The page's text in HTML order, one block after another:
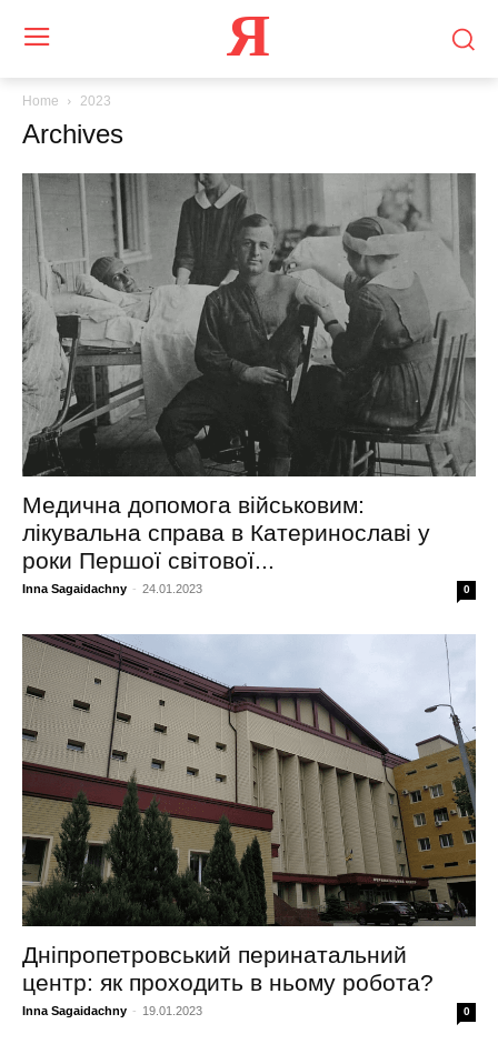
Я
Home 2023
Archives
Медична допомога військовим:
лікувальна справа в Катеринославі у
роки Першої світової...
Inna Sagaidachny - 24.01.2023 0
Дніпропетровський перинатальний
центр: як проходить в ньому робота?
Inna Sagaidachny - 19.01.2023 0